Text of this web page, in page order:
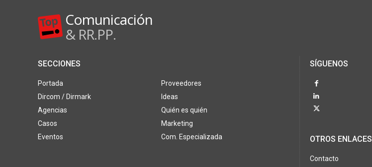
Comunicación
& RR.PP.
SECCIONES
Portada
Dircom / Dirmark
Agencias
Casos
Eventos
Proveedores
Ideas
Quién es quién
Marketing
Com. Especializada
SÍGUENOS
OTROS ENLACES
Contacto